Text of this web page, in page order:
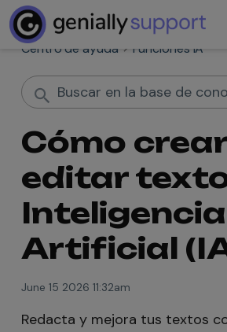
Centro de ayuda Funciones IA
Cómo
editar
Inteligencia
Artificial
June 15 2026 11:32am
Redacta y mejora tus textos